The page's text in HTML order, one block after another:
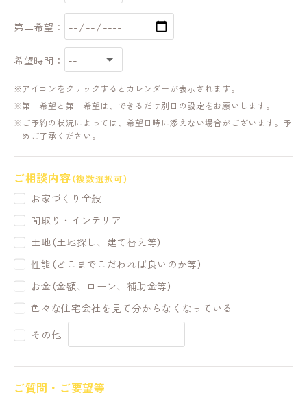
第二希望：
希望時間：
アイコンをクリックするとカレンダーが表示されます。
第一希望と第二希望は、できるだけ別日の設定をお願いします。
ご予約の状況によっては、希望日時に添えない場合がございます。予
めご了承ください。
ご相談内容（複数選択可）
お家づくり全般
間取り・インテリア
土地（土地探し、建て替え等）
性能（どこまでこだわれば良いのか等）
お金（金額、ローン、補助金等）
色々な住宅会社を見て分からなくなっている
その他
ご質問・ご要望等